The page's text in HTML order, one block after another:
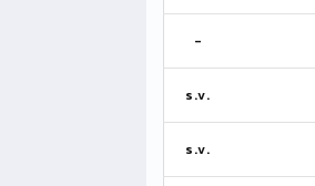
-
s.v.
s.v.